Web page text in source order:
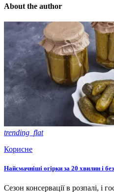
About the author
trending_flat
Корисне
Найсмачніші огірки за 20 хвилин і без
Сезон консервації в розпалі, і